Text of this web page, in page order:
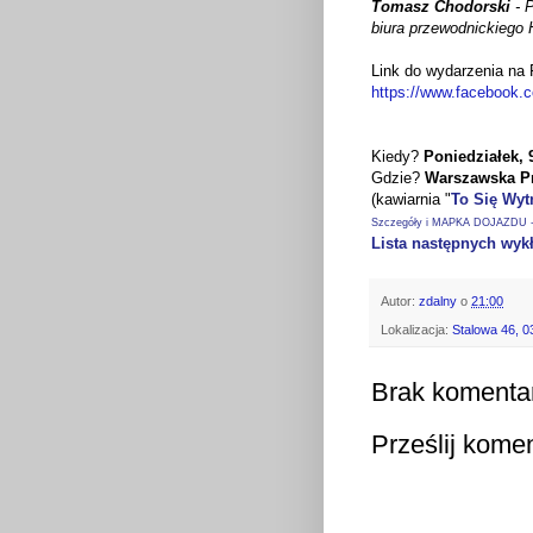
Tomasz Chodorski -
biura przewodnickiego
Link do wydarzenia na
https://
Kiedy? Poniedziałek,
Gdzie? Warszawska
(kawiarnia "To Się
Szczegóły i MAPKA DOJAZDU
Lista następnych
Autor: zdalny o 21:00
Lokalizacja: Stalowa 46,
Brak
Prześlij